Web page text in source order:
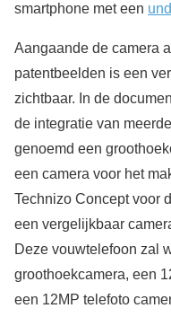
smartphone met een
Aangaande de camera
patentbeelden is een
zichtbaar. In de
de integratie van
genoemd een
een camera voor het
Technizo Concept voor
een vergelijkbaar
Deze vouwtelefoon zal
groothoekcamera, een
een 12MP telefoto